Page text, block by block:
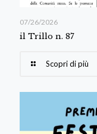
07/26/2026
il Trillo n. 87
Scopri di più